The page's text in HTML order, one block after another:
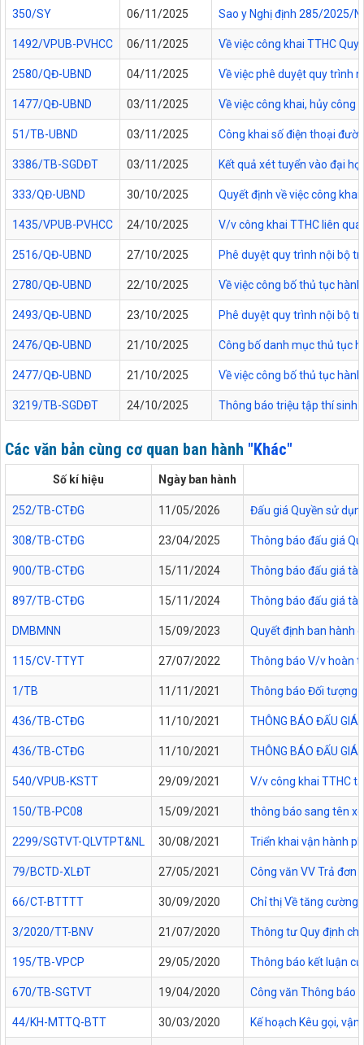
350/SY 06/11/2025 Sao y Nghị định 285/2025/
1492/VPUB-PVHCC 06/11/2025 Về việc công khai TTHC
2580/QĐ-UBND 04/11/2025 Về việc phê duyệt quy trình
1477/QĐ-UBND 03/11/2025 Về việc công khai, hủy công
51/TB-UBND 03/11/2025 Công khai số điện thoại
3386/TB-SGDĐT 03/11/2025 Kết quả xét tuyển vào đại
333/QĐ-UBND 30/10/2025 Quyết định về việc công
1435/VPUB-PVHCC 24/10/2025 V/v công khai TTHC liên
2516/QĐ-UBND 27/10/2025 Phê duyệt quy trình nội bộ
2780/QĐ-UBND 22/10/2025 Về việc công bố thủ tục
2493/QĐ-UBND 23/10/2025 Phê duyệt quy trình nội bộ
2476/QĐ-UBND 21/10/2025 Công bố danh mục thủ tục
2477/QĐ-UBND 21/10/2025 Về việc công bố thủ tục
3219/TB-SGDĐT 24/10/2025 Thông báo triệu tập thí sinh
Các văn bản cùng cơ quan ban hành "Khác"
Số kí hiệu Ngày ban hành
252/TB-CTĐG 11/05/2026 Đấu giá Quyền sử
308/TB-CTĐG 23/04/2025 Thông báo đấu giá
900/TB-CTĐG 15/11/2024 Thông báo đấu giá tài
897/TB-CTĐG 15/11/2024 Thông báo đấu giá tài
DMBMNN 15/09/2023 Quyết định ban hành
115/CV-TTYT 27/07/2022 Thông báo V/v hoàn
1/TB 11/11/2021 Thông báo Đối tượng
436/TB-CTĐG 11/10/2021 THÔNG BÁO ĐẤU GIÁ
436/TB-CTĐG 11/10/2021 THÔNG BÁO ĐẤU GIÁ
540/VPUB-KSTT 29/09/2021 V/v công khai TTHC
150/TB-PC08 15/09/2021 thông báo sang tên
2299/SGTVT-QLVTPT&NL 30/08/2021 Triển khai vận hành
79/BCTD-XLĐT 27/05/2021 Công văn VV Trả đơn
66/CT-BTTTT 30/09/2020 Chỉ thị Về tăng
3/2020/TT-BNV 21/07/2020 Thông tư Quy định
195/TB-VPCP 29/05/2020 Thông báo kết luận
670/TB-SGTVT 19/04/2020 Công văn Thông báo
44/KH-MTTQ-BTT 30/03/2020 Kế hoạch Kêu gọi,